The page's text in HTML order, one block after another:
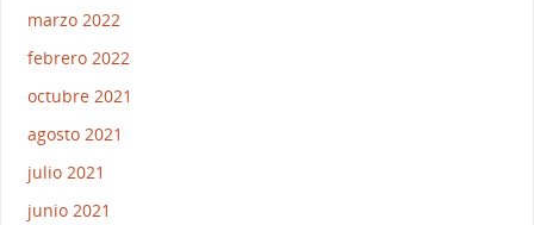
marzo 2022
febrero 2022
octubre 2021
agosto 2021
julio 2021
junio 2021